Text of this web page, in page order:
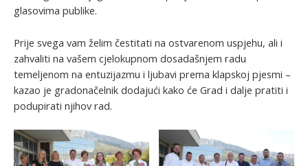
glasovima publike.
Prije svega vam želim čestitati na ostvarenom uspjehu, ali i
zahvaliti na vašem cjelokupnom dosadašnjem radu
temeljenom na entuzijazmu i ljubavi prema klapskoj pjesmi –
kazao je gradonačelnik dodajući kako će Grad i dalje pratiti i
podupirati njihov rad.